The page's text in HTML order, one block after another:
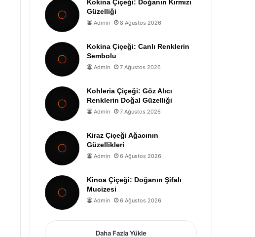
Kokina Çiçeği: Doğanın Kırmızı
Güzelliği
Admin 8 Ağustos 2026
Kokina Çiçeği: Canlı Renklerin
Sembolu
Admin 7 Ağustos 2026
Kohleria Çiçeği: Göz Alıcı
Renklerin Doğal Güzelliği
Admin 7 Ağustos 2026
Kiraz Çiçeği Ağacının
Güzellikleri
Admin 6 Ağustos 2026
Kinoa Çiçeği: Doğanın Şifalı
Mucizesi
Admin 6 Ağustos 2026
Daha Fazla Yükle